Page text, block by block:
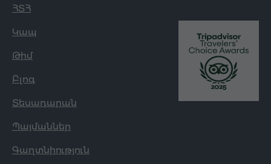
ՀՏՀ
Կապ
Թիմ
Բլոգ
Տեսադարան
Պայմաններ
Գաղտնիություն